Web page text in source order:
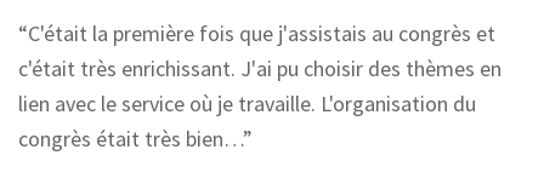
C'était la première fois que j'assistais au congrès et
c'était très enrichissant. J'ai pu choisir des thèmes en
lien avec le service où je travaille. L'organisation du
congrès était très bien…